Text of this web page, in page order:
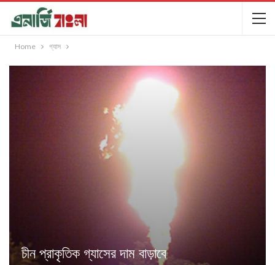
Home গ্যাস
চীন প্রাকৃতিক গ্যাসের দাম বাড়াবে